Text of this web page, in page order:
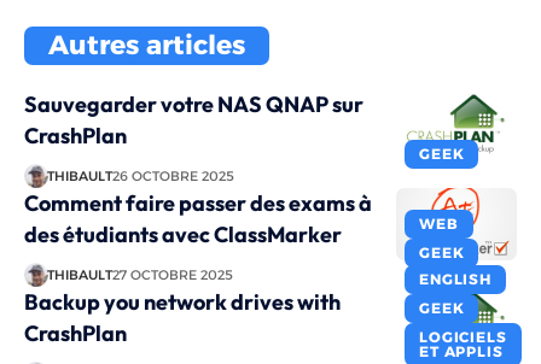
Autres articles
GEEK
Sauvegarder votre NAS QNAP sur
CrashPlan
THIBAULT26 OCTOBRE 2025
WEB
GEEK
Comment faire passer des exams à
des étudiants avec ClassMarker
THIBAULT27 OCTOBRE 2025
ENGLISH
GEEK
LOGICIELS
ET APPLIS
Backup you network drives with
CrashPlan